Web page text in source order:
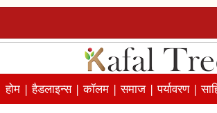
होम |हैडलाइन्स |कॉलम |समाज |पर्यावरण |